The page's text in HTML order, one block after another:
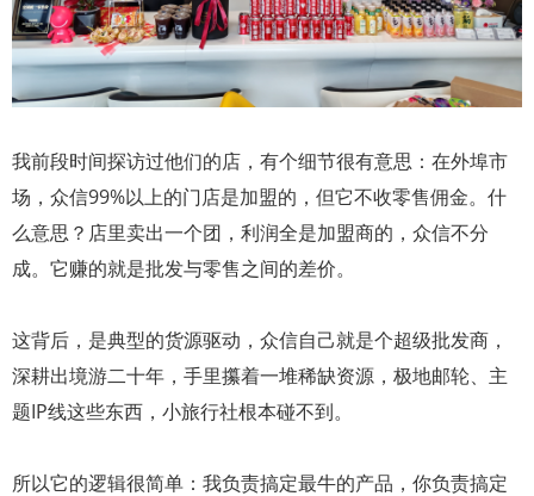
我前段时间探访过他们的店，有个细节很有意思：在外埠市
场，众信99%以上的门店是加盟的，但它不收零售佣金。什
么意思？店里卖出一个团，利润全是加盟商的，众信不分
成。它赚的就是批发与零售之间的差价。
这背后，是典型的货源驱动，众信自己就是个超级批发商，
深耕出境游二十年，手里攥着一堆稀缺资源，极地邮轮、主
题IP线这些东西，小旅行社根本碰不到。
所以它的逻辑很简单：我负责搞定最牛的产品，你负责搞定